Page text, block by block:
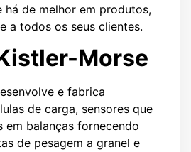
há de melhor em produtos,
a todos os seus clientes.
Morse
e fabrica
de carga, sensores que
em balanças fornecendo
de pesagem a granel e